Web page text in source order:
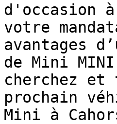
d'occasion
votre
avantages
de Mini MINI
cherchez
prochain
Mini à